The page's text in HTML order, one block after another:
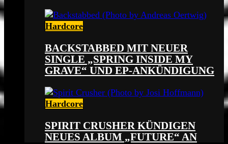
Hardcore
BACKSTABBED MIT NEUER
SINGLE „SPRING INSIDE MY
GRAVE“ UND EP-ANKÜNDIGUNG
Hardcore
SPIRIT CRUSHER KÜNDIGEN
NEUES ALBUM „FUTURE“ AN